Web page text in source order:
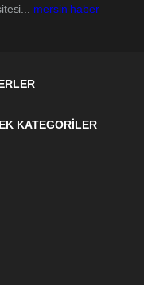
mersin haber
KATEGORİLER